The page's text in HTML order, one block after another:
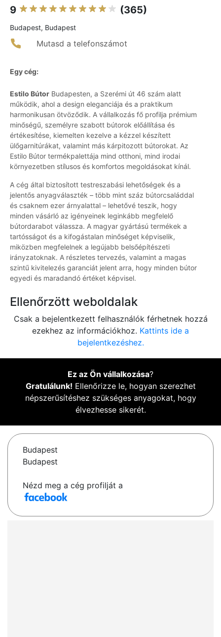
9 (365)
Budapest, Budapest
Mutasd a telefonszámot
Egy cég:
Estilo Bútor Budapesten, a Szerémi út 46 szám alatt
működik, ahol a design eleganciája és a praktikum
harmonikusan ötvöződik. A vállalkozás fő profilja prémium
minőségű, személyre szabott bútorok előállítása és
értékesítése, kiemelten kezelve a kézzel készített
ülőgarnitúrákat, valamint más kárpitozott bútorokat. Az
Estilo Bútor termékpalettája mind otthoni, mind irodai
környezetben stílusos és komfortos megoldásokat kínál.
A cég által biztosított testreszabási lehetőségek és a
jelentős anyagválaszték – több mint száz bútorcsaláddal
és csaknem ezer árnyalattal – lehetővé teszik, hogy
minden vásárló az igényeinek leginkább megfelelő
bútordarabot válassza. A magyar gyártású termékek a
tartósságot és a kifogástalan minőséget képviselik,
miközben megfelelnek a legújabb belsőépítészeti
irányzatoknak. A részletes tervezés, valamint a magas
szintű kivitelezés garanciát jelent arra, hogy minden bútor
egyedi és maradandó értéket képvisel.
Ellenőrzött weboldalak
Csak a bejelentkezett felhasználók férhetnek hozzá
ezekhez az információkhoz. Kattints ide a
bejelentkezéshez.
Ez az Ön vállalkozása?
Gratulálunk! Ellenőrizze le, hogyan szerezhet
népszerűsítéshez szükséges anyagokat, hogy
élvezhesse sikerét.
Budapest
Budapest
Nézd meg a cég profilját a